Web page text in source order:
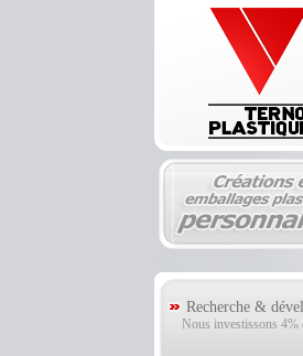
Recherche &
Nous investissons 4%